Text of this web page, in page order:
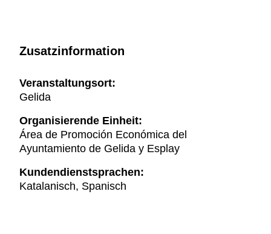
Zusatzinformation
Veranstaltungsort:
Gelida
Organisierende Einheit:
Área de Promoción Económica del
Ayuntamiento de Gelida y Esplay
Kundendienstsprachen:
Katalanisch, Spanisch